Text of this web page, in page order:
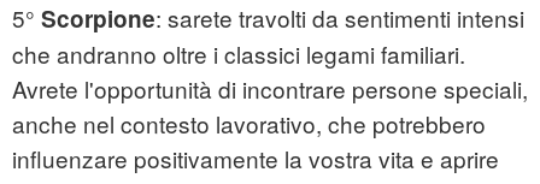
5° Scorpione: sarete travolti da sentimenti intensi
che andranno oltre i classici legami familiari.
Avrete l'opportunità di incontrare persone speciali,
anche nel contesto lavorativo, che potrebbero
influenzare positivamente la vostra vita e aprire